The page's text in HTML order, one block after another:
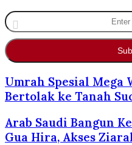
Enter
your
Email
address
Umrah Spesial Mega
Bertolak ke Tanah
Arab Saudi Bangun
Gua Hira, Akses